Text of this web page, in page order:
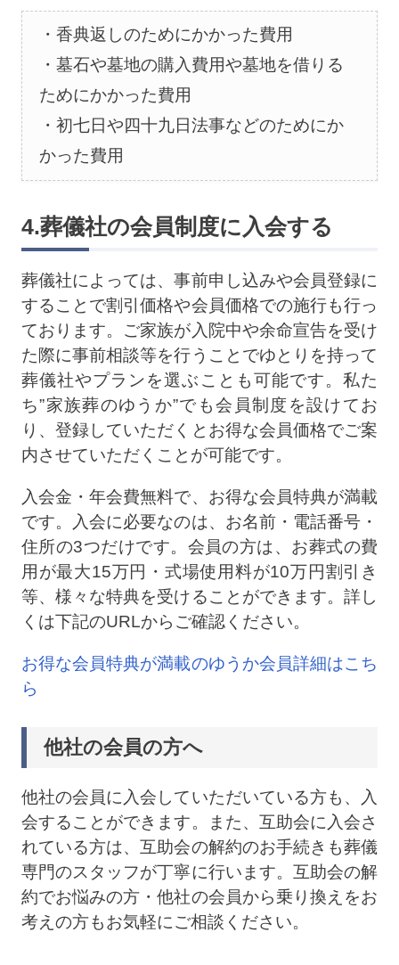
香典返しのためにかかった費用
墓石や墓地の購入費用や墓地を借りる
ためにかかった費用
初七日や四十九日法事などのためにか
かった費用
4.葬儀社の会員制度に入会する
葬儀社によっては、事前申し込みや会員登録に
することで割引価格や会員価格での施行も行っ
ております。ご家族が入院中や余命宣告を受け
た際に事前相談等を行うことでゆとりを持って
葬儀社やプランを選ぶことも可能です。私た
ち”家族葬のゆうか”でも会員制度を設けてお
り、登録していただくとお得な会員価格でご案
内させていただくことが可能です。
入会金・年会費無料で、お得な会員特典が満載
です。入会に必要なのは、お名前・電話番号・
住所の3つだけです。会員の方は、お葬式の費
用が最大15万円・式場使用料が10万円割引き
等、様々な特典を受けることができます。詳し
くは下記のURLからご確認ください。
お得な会員特典が満載のゆうか会員詳細はこち
ら
他社の会員の方へ
他社の会員に入会していただいている方も、入
会することができます。また、互助会に入会さ
れている方は、互助会の解約のお手続きも葬儀
専門のスタッフが丁寧に行います。互助会の解
約でお悩みの方・他社の会員から乗り換えをお
考えの方もお気軽にご相談ください。